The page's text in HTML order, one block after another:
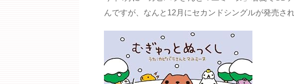
んですが、なんと12月にセカンドシングルが発売さ